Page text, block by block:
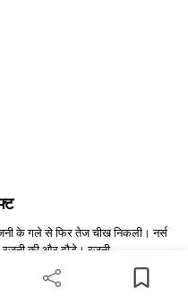
Profile
के गले से फिर तेज चीख निकली। नर्स
की और दौड़े। रजनी ...